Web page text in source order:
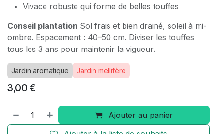
Vivace robuste qui forme de belles touffes
Conseil plantation Sol frais et bien drainé, soleil à mi-
ombre. Espacement : 40–50 cm. Diviser les touffes
tous les 3 ans pour maintenir la vigueur.
Jardin aromatique Jardin mellifère
3,00 €
Ajouter au panier